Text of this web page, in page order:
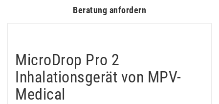
Beratung anfordern
MicroDrop Pro 2
Inhalationsgerät von MPV-
Medical